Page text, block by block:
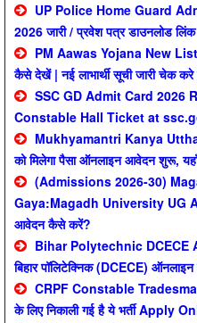
UP Police Home Guard
2026 जारी / प्रवेश पत्र डाउनलोड
PM Aawas Yojana New List
कैसे देखें | नई लाभार्थी सूची जारी चेक करे
SSC GD Admit Card 2026
Constable Hall Ticket at
Mukhyamantri Kanya
को मिलेगा पैसा ऑनलाइन आवेदन शुरू,
(Admissions 2026-30)
Gaya:Magadh University UG
आवेदन कैसे करें?
Bihar Polytechnic
बिहार पॉलिटेक्निक (DCECE)
CRPF Constable
के लिए निकाली गई है ये भर्ती Apply